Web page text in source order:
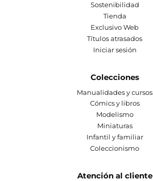
Sostenibilidad
Tienda
Exclusivo Web
Títulos atrasados
Iniciar sesión
Colecciones
Manualidades y cursos
Cómics y libros
Modelismo
Miniaturas
Infantil y familiar
Coleccionismo
Atención al cliente